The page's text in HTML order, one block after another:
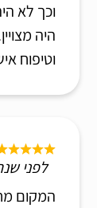
וכך לא
היה
וטיפוח
לפני
המקום